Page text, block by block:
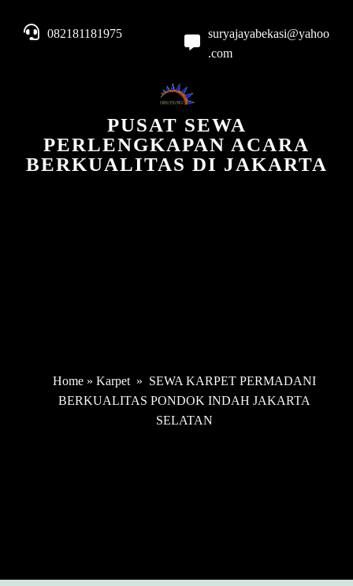
082181181975
suryajayabekasi@yahoo
.com
PUSAT SEWA
PERLENGKAPAN ACARA
BERKUALITAS DI JAKARTA
Home » Karpet » SEWA KARPET PERMADANI
BERKUALITAS PONDOK INDAH JAKARTA
SELATAN